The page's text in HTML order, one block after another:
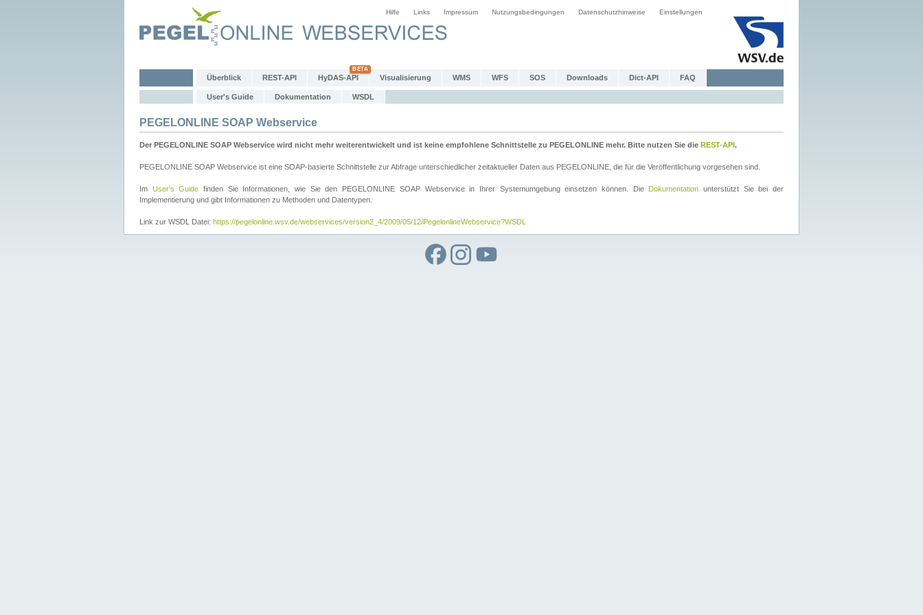
Hilfe Links Impressum Nutzungsbedingungen Datenschutzhinweise Einstellungen
Überblick REST-API HyDAS-API Visualisierung WMS WFS SOS Downloads Dict-API FAQ
User's Guide Dokumentation WSDL
PEGELONLINE SOAP Webservice
Der PEGELONLINE SOAP Webservice wird nicht mehr weiterentwickelt und ist keine empfohlene Schnittstelle zu PEGELONLINE mehr. Bitte nutzen Sie die REST-API.
PEGELONLINE SOAP Webservice ist eine SOAP-basierte Schnittstelle zur Abfrage unterschiedlicher zeitaktueller Daten aus PEGELONLINE, die für die Veröffentlichung vorgesehen sind.
Im User's Guide finden Sie Informationen, wie Sie den PEGELONLINE SOAP Webservice in Ihrer Systemumgebung einsetzen können. Die Dokumentation unterstützt Sie bei der
Implementierung und gibt Informationen zu Methoden und Datentypen.
Link zur WSDL Datei: https://pegelonline.wsv.de/webservices/version2_4/2009/05/12/PegelonlineWebservice?WSDL